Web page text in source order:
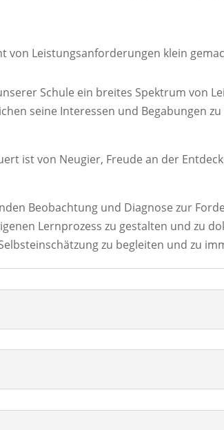
von Leistungsanforderungen klein
Schule ein breites Spektrum von
seine Interessen und Begabungen
ist von Neugier, Freude an der
Beobachtung und Diagnose zur
Lernprozess zu gestalten und zu
zu begleiten und zu